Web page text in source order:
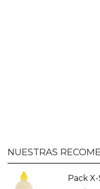
NUESTRAS
Pack